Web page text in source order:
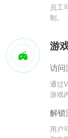
员工
制。
游
访问
通过
游戏
解锁
用户